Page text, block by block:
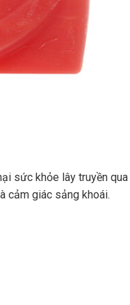
sức khỏe lây truyền
cảm giác sảng khoái.